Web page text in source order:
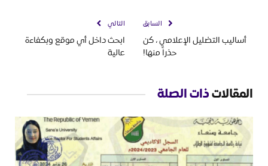
السابق
أساليب التضليل الإعلامي ، كن
حذراً منها!
التالي
ابحث داخل أي موقع وبكفاءة
عالية
المقالاتذات الصلة